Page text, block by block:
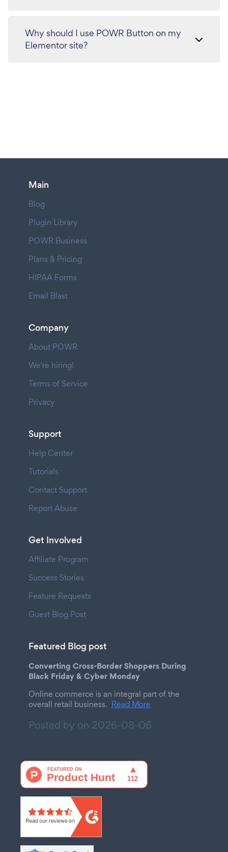
Why should I use POWR Button on my
Elementor site?
Main
Blog
Plugin Library
POWR Business
Plans & Pricing
HIPAA Forms
Email Blast
Company
About POWR
We're hiring!
Terms of Service
Privacy
Support
Help Center
Tutorials
Contact Support
Report Abuse
Get Involved
Affiliate Program
Success Stories
Feature Requests
Guest Blog Post
Featured Blog post
Converting Cross-Border Shoppers During
Black Friday & Cyber Monday
Online commerce is an integral part of the
overall retail business. Read More
Posted by on 2026-08-06